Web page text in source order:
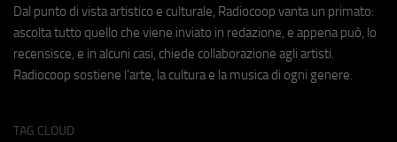
Dal punto di vista artistico e culturale, Radiocoop vanta un primato:
ascolta tutto quello che viene inviato in redazione, e appena può, lo
recensisce, e in alcuni casi, chiede collaborazione agli artisti.
Radiocoop sostiene l'arte, la cultura e la musica di ogni genere.
TAG CLOUD